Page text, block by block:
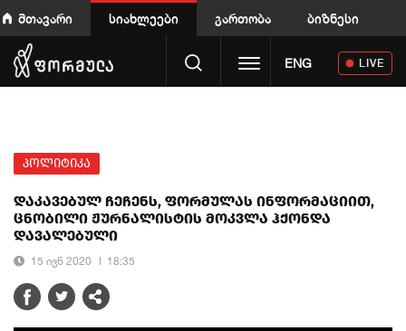
მთავარი სიახლეები გართობა ბიზნესი
Toggle navigation
ENG LIVE
პოლიტიკა
დაკავებულ ჩეჩენს, ფორმულას ინფორმაციით,
ცნობილი ჟურნალისტის მოკვლა ჰქონდა
დავალებული
15 ივნ 2020 18:35